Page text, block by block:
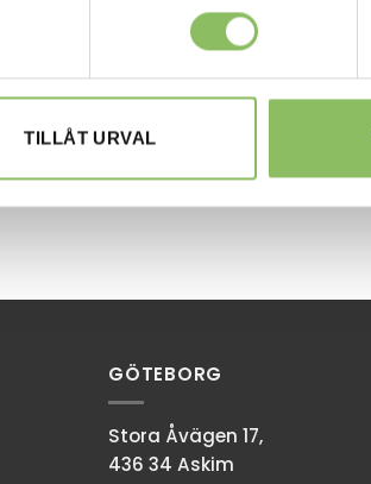
TILLÅT URVAL
GÖTEBORG
Stora Åvägen 17,
436 34 Askim